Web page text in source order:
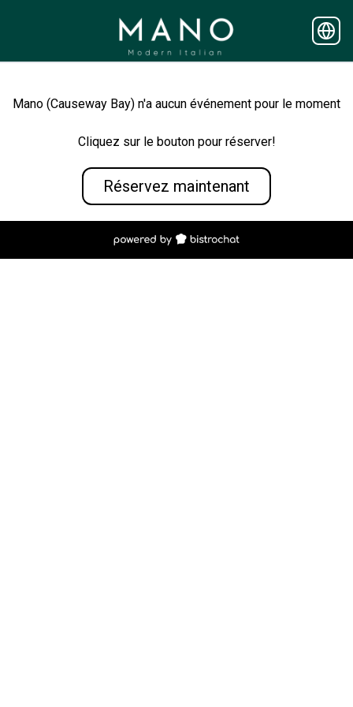
Mano (Causeway Bay) n'a aucun événement pour le moment
Cliquez sur le bouton pour réserver!
Réservez maintenant